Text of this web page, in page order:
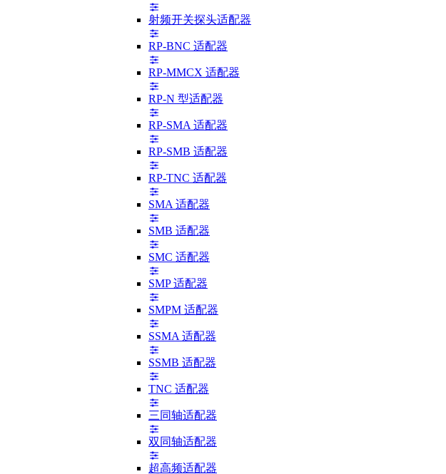
射频开关探头适配器
RP-BNC 适配器
RP-MMCX 适配器
RP-N 型适配器
RP-SMA 适配器
RP-SMB 适配器
RP-TNC 适配器
SMA 适配器
SMB 适配器
SMC 适配器
SMP 适配器
SMPM 适配器
SSMA 适配器
SSMB 适配器
TNC 适配器
三同轴适配器
双同轴适配器
超高频适配器